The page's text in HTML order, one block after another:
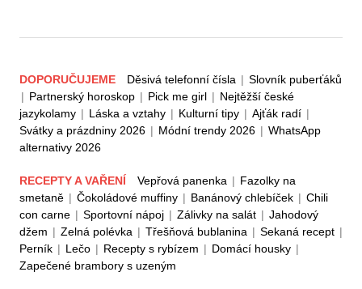
DOPORUČUJEME Děsivá telefonní čísla | Slovník puberťáků
| Partnerský horoskop | Pick me girl | Nejtěžší české
jazykolamy | Láska a vztahy | Kulturní tipy | Ajťák radí |
Svátky a prázdniny 2026 | Módní trendy 2026 | WhatsApp
alternativy 2026
RECEPTY A VAŘENÍ Vepřová panenka | Fazolky na
smetaně | Čokoládové muffiny | Banánový chlebíček | Chili
con carne | Sportovní nápoj | Zálivky na salát | Jahodový
džem | Zelná polévka | Třešňová bublanina | Sekaná recept |
Perník | Lečo | Recepty s rybízem | Domácí housky |
Zapečené brambory s uzeným